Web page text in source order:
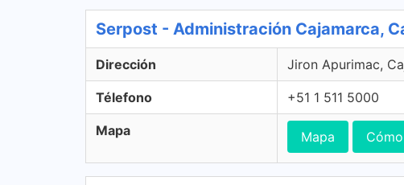
Serpost - Administración Cajamarca,
Dirección Jiron Apurimac,
Télefono +51 1 511 5000
Mapa Mapa